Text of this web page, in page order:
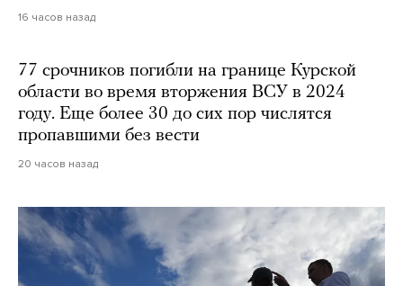
16 часов назад
77 срочников погибли на границе Курской
области во время вторжения ВСУ в 2024
году. Еще более 30 до сих пор числятся
пропавшими без вести
20 часов назад